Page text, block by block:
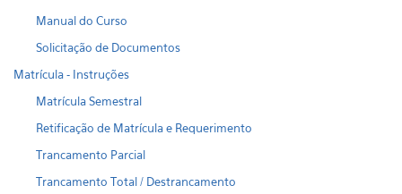
Manual do Curso
Solicitação de Documentos
Matrícula - Instruções
Matrícula Semestral
Retificação de Matrícula e Requerimento
Trancamento Parcial
Trancamento Total / Destrancamento